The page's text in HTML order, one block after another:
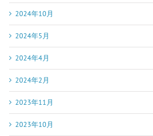
2024年10月
2024年5月
2024年4月
2024年2月
2023年11月
2023年10月